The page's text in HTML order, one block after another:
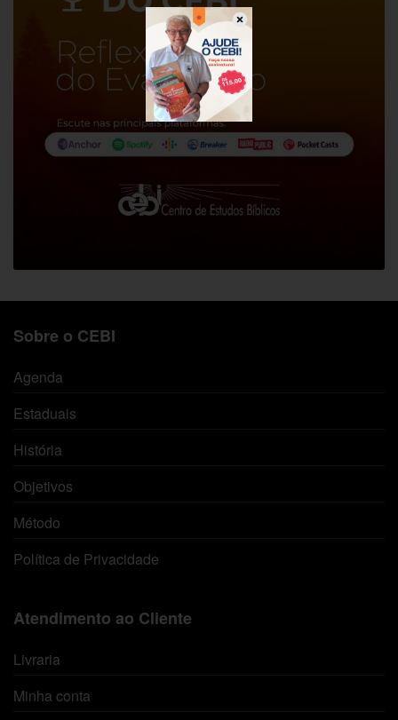
Sobre o CEBI
Agenda
Estaduais
História
Objetivos
Método
Política de Privacidade
Atendimento ao Cliente
Livraria
Minha conta